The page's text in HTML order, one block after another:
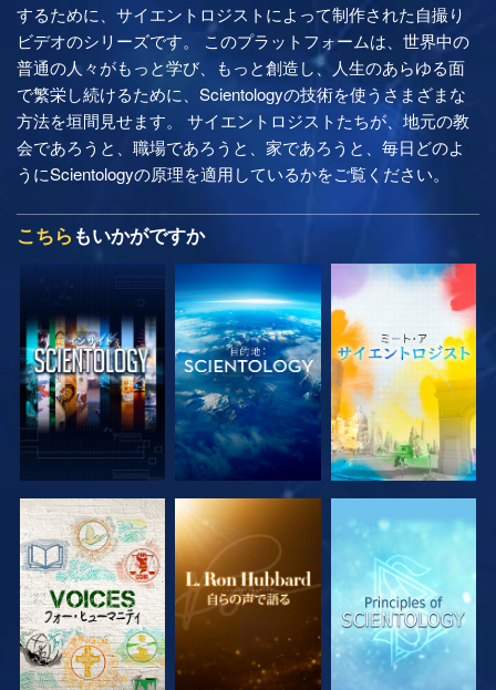
するために、サイエントロジストによって制作された自撮り
ビデオのシリーズです。 このプラットフォームは、世界中の
普通の人々がもっと学び、もっと創造し、人生のあらゆる面
で繁栄し続けるために、Scientologyの技術を使うさまざまな
方法を垣間見せます。 サイエントロジストたちが、地元の教
会であろうと、職場であろうと、家であろうと、毎日どのよ
うにScientologyの原理を適用しているかをご覧ください。
こちら もいかがですか
シリーズを探求 シリーズを探求 シリーズを探求